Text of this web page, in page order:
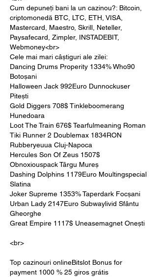
Cum depuneți bani la un cazinou?: Bitcoin,
criptomonedă BTC, LTC, ETH, VISA,
Mastercard, Maestro, Skrill, Neteller,
Paysafecard, Zimpler, INSTADEBIT,
Webmoney<br>
Cele mai mari câștiguri ale zilei:
Dancing Drums Properity 1334% Who90
Botoșani
Halloween Jack 992Euro Dunnockuser
Pitești
Gold Diggers 708$ Tinkleboomerang
Hunedoara
Tiki Runner 2 Doublemax 1834RON
Rubberyeuua Cluj-Napoca
Hercules Son Of Zeus 1507$
Obnoxiouspack Târgu Mureș
Dashing Dolphins 1179Euro Moultingspecial
Slatina
Joker Supreme 1353% Taperdark Focșani
Urban Lady 2147Euro Subwaylivid Sfântu
Gheorghe
Great Empire 1117$ Uneasemagnet Onești
<br>
Top cazinouri onlineBitslot Bonus for
payment 1000 % 25 giros grátis